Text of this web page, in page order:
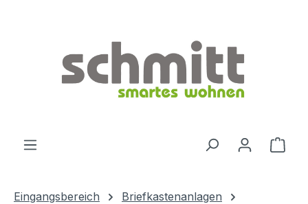
Eingangsbereich
Briefkastenanlagen